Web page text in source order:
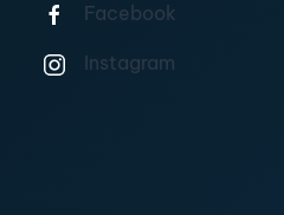
Facebook
Instagram